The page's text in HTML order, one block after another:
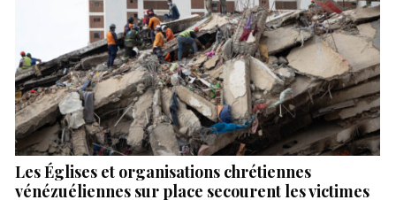
Les Églises et organisations chrétiennes
vénézuéliennes sur place secourent les victimes